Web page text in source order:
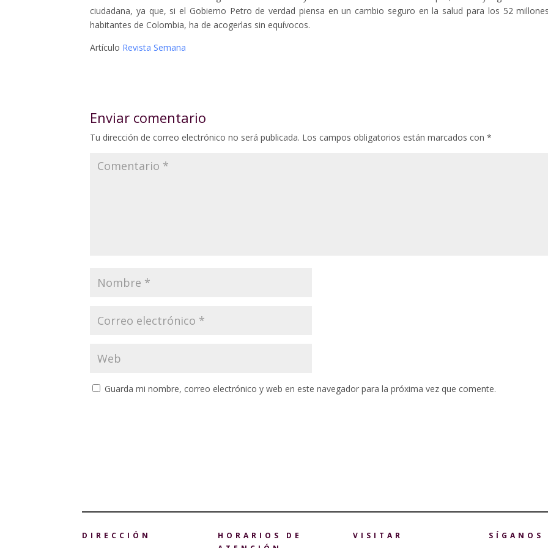
ciudadana, ya que, si el Gobierno Petro de verdad piensa en un cambio seguro en la salud para los 52
habitantes de Colombia, ha de acogerlas sin equívocos.
Artículo Revista Semana
Enviar comentario
Tu dirección de correo electrónico no será publicada. Los campos obligatorios están marcados con *
Guarda mi nombre, correo electrónico y web en este navegador para la próxima vez que comente.
DIRECCIÓN
HORARIOS DE
VISITAR SÍGANOS